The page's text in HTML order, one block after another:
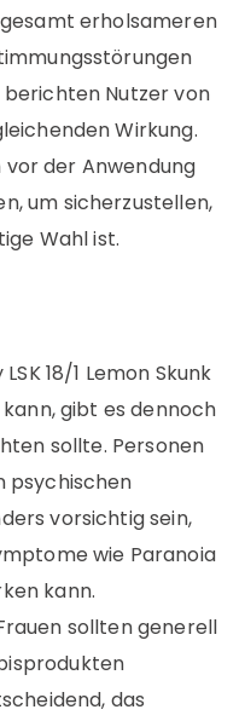
erholsameren
Nutzer von
Wirkung.
vor der Anwendung
um sicherzustellen,
Wahl ist.
18/1 Lemon Skunk
gibt es dennoch
sollte. Personen
psychischen
vorsichtig sein,
wie Paranoia
kann.
sollten generell
das